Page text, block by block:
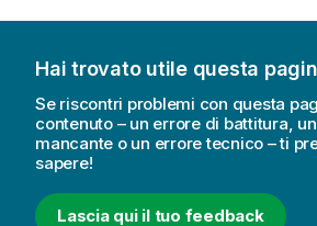
Hai trovato utile questa
Se riscontri problemi con questa
contenuto – un errore di battitura,
mancante o un errore tecnico – ti
sapere!
Lascia qui il tuo feedback